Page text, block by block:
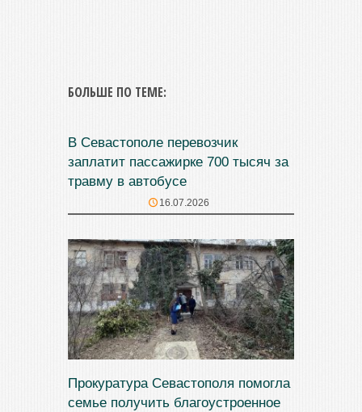
БОЛЬШЕ ПО ТЕМЕ:
В Севастополе перевозчик
заплатит пассажирке 700 тысяч за
травму в автобусе
16.07.2026
Прокуратура Севастополя помогла
семье получить благоустроенное